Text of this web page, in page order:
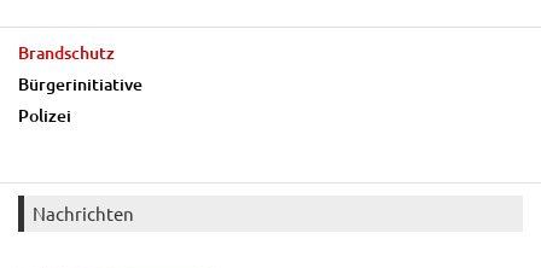
Brandschutz
Bürgerinitiative
Polizei
Nachrichten